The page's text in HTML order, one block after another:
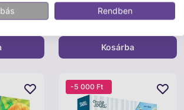
+toll)
33 995 Ft
Kosárba
-5 000 Ft
Rendben